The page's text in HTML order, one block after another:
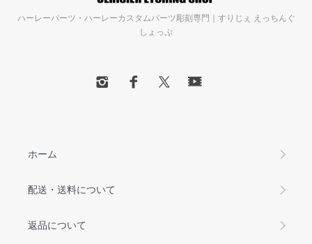
ハーレーパーツ・ハーレーカスタムパーツ彫刻専門｜すりじぇ えっちんぐ
しょっぷ
ホーム
配送・送料について
返品について